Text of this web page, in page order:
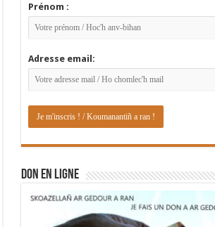
Prénom :
Adresse email:
DON EN LIGNE